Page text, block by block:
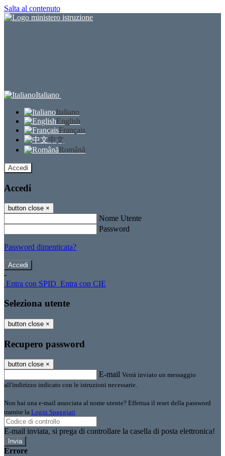
Salta al contenuto
Italiano
Italiano
English
Français
中文
Română
Accedi
Accedi
button close ×
Nome Utente
Password
Password dimenticata?
-
Entra con SPID Entra con CIE
Seleziona utente
button close ×
Recupero password
button close ×
E-mail Verrà inviato un messaggio
all'indirizzo indicato con le istruzioni necessarie.
Non hai una e-mail associata al nome utente? Effettua il reset della password
tramite la Login Spaggiari
E-mail inviata, si prega di controllare la casella di posta elettronica!
Errore